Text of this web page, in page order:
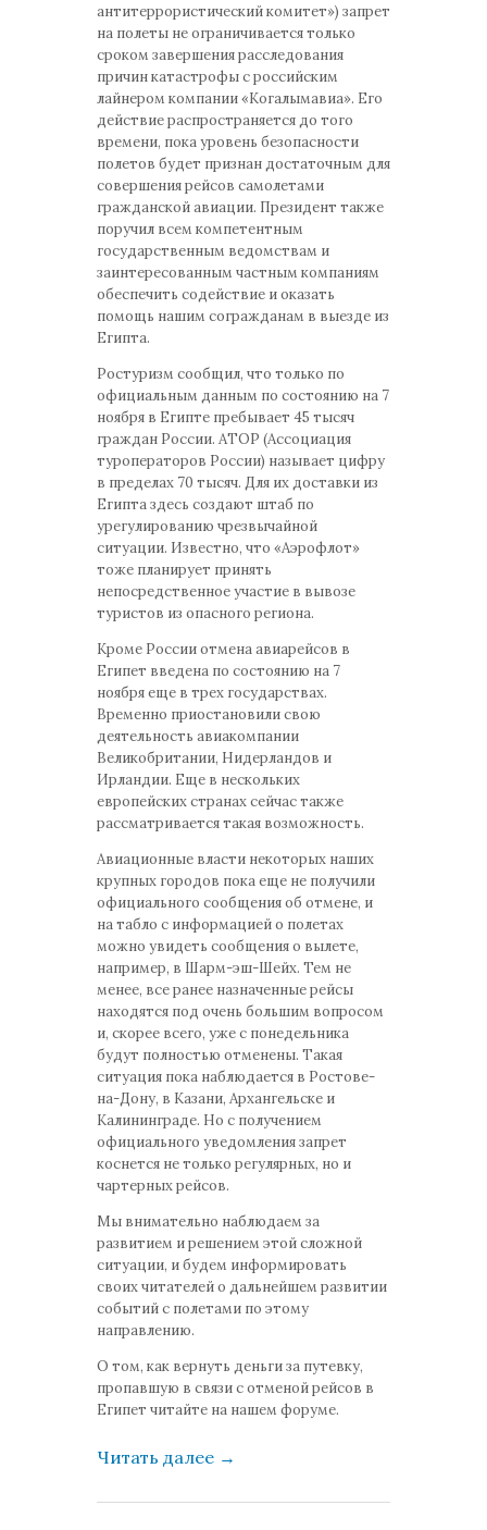
антитеррористический комитет») запрет
на полеты не ограничивается только
сроком завершения расследования
причин катастрофы с российским
лайнером компании «Когалымавиа». Его
действие распространяется до того
времени, пока уровень безопасности
полетов будет признан достаточным для
совершения рейсов самолетами
гражданской авиации. Президент также
поручил всем компетентным
государственным ведомствам и
заинтересованным частным компаниям
обеспечить содействие и оказать
помощь нашим согражданам в выезде из
Египта.
Ростуризм сообщил, что только по
официальным данным по состоянию на 7
ноября в Египте пребывает 45 тысяч
граждан России. АТОР (Ассоциация
туроператоров России) называет цифру
в пределах 70 тысяч. Для их доставки из
Египта здесь создают штаб по
урегулированию чрезвычайной
ситуации. Известно, что «Аэрофлот»
тоже планирует принять
непосредственное участие в вывозе
туристов из опасного региона.
Кроме России отмена авиарейсов в
Египет введена по состоянию на 7
ноября еще в трех государствах.
Временно приостановили свою
деятельность авиакомпании
Великобритании, Нидерландов и
Ирландии. Еще в нескольких
европейских странах сейчас также
рассматривается такая возможность.
Авиационные власти некоторых наших
крупных городов пока еще не получили
официального сообщения об отмене, и
на табло с информацией о полетах
можно увидеть сообщения о вылете,
например, в Шарм-эш-Шейх. Тем не
менее, все ранее назначенные рейсы
находятся под очень большим вопросом
и, скорее всего, уже с понедельника
будут полностью отменены. Такая
ситуация пока наблюдается в Ростове-
на-Дону, в Казани, Архангельске и
Калининграде. Но с получением
официального уведомления запрет
коснется не только регулярных, но и
чартерных рейсов.
Мы внимательно наблюдаем за
развитием и решением этой сложной
ситуации, и будем информировать
своих читателей о дальнейшем развитии
событий с полетами по этому
направлению.
О том, как вернуть деньги за путевку,
пропавшую в связи сотменой рейсов в
Египет читайте на нашем форуме.
Читать далее →